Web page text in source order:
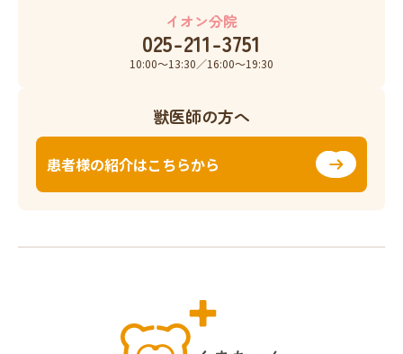
イオン分院
025-211-3751
10:00〜13:30／16:00〜19:30
獣医師の方へ
患者様の紹介はこちらから